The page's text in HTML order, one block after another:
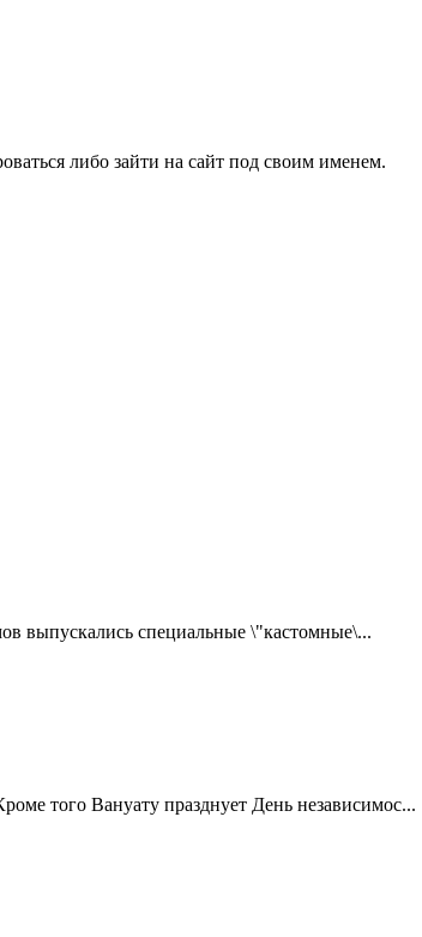
либо зайти на сайт под своим именем.
выпускались специальные \"кастомные\...
того Вануату празднует День независимос...